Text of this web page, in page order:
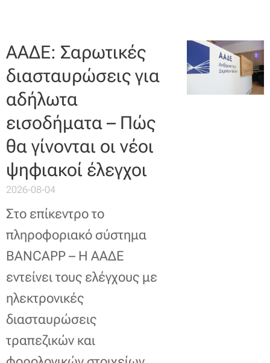
ΑΑΔΕ: Σαρωτικές
διασταυρώσεις για
αδήλωτα
εισοδήματα – Πώς
θα γίνονται οι νέοι
ψηφιακοί έλεγχοι
2026-08-04
Στο επίκεντρο το
πληροφοριακό σύστημα
BANCAPP – Η ΑΑΔΕ
εντείνει τους ελέγχους με
ηλεκτρονικές
διασταυρώσεις
τραπεζικών και